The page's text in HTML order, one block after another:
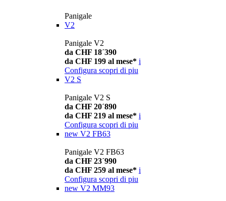
Panigale
V2
Panigale V2
da CHF 18´390
da CHF 199 al mese* i
Configura scopri di piu
V2 S
Panigale V2 S
da CHF 20´890
da CHF 219 al mese* i
Configura scopri di piu
new V2 FB63
Panigale V2 FB63
da CHF 23´990
da CHF 259 al mese* i
Configura scopri di piu
new V2 MM93